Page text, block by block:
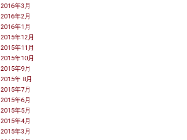
2016年3月
2016年2月
2016年1月
2015年12月
2015年11月
2015年10月
2015年9月
2015年 8月
2015年7月
2015年6月
2015年5月
2015年4月
2015年3月